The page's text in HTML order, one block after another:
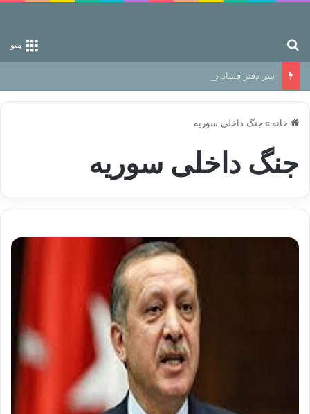
منو
سر دفتر فساد در زمین‌، دوری وکناره‌گیری از راه خداست‌!
خانه » جنگ داخلی سوریه
جنگ داخلی سوریه